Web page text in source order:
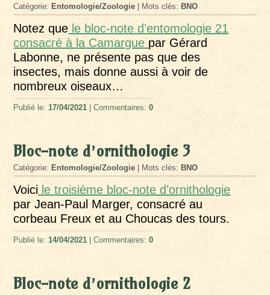
Catégorie: Entomologie/Zoologie | Mots clés: BNO
Notez que le bloc-note d’entomologie 21
consacré à la Camargue par Gérard
Labonne, ne présente pas que des
insectes, mais donne aussi à voir de
nombreux oiseaux…
Publié le:17/04/2021 | Commentaires:0
Bloc-note d’ornithologie 3
Catégorie: Entomologie/Zoologie| Mots clés: BNO
Voici le troisième bloc-note d’ornithologie
par Jean-Paul Marger, consacré au
corbeau Freux et au Choucas des tours.
Publié le:14/04/2021 | Commentaires:0
Bloc-note d’ornithologie 2